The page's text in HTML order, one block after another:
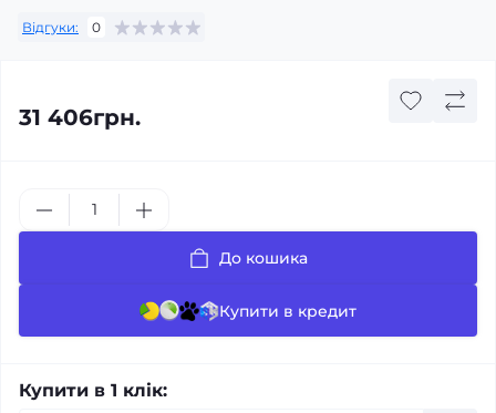
Відгуки: 0
31 406грн.
До кошика
Купити в кредит
Купити в 1 клік: